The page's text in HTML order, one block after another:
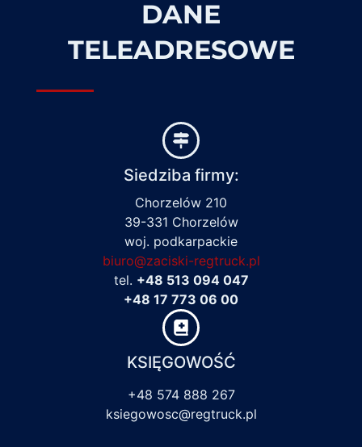
DANE
TELEADRESOWE
Siedziba firmy:
Chorzelów 210
39-331 Chorzelów
woj. podkarpackie
biuro@zaciski-regtruck.pl
tel. +48 513 094 047
+48 17 773 06 00
KSIĘGOWOŚĆ
+48 574 888 267
ksiegowosc@regtruck.pl